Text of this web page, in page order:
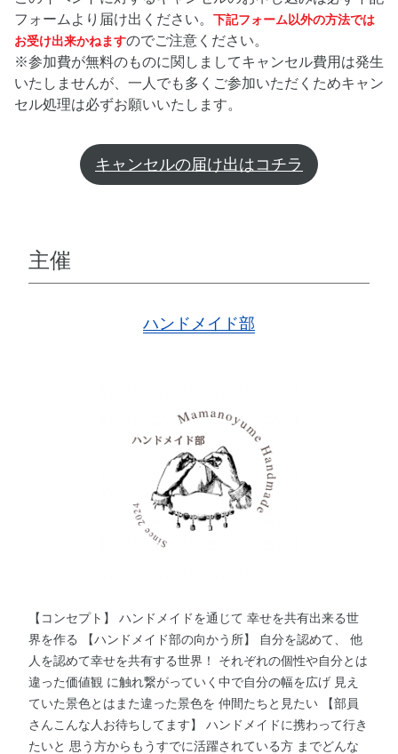
フォームより届け出ください。 下記フォーム以外の方法では
お受け出来かねますのでご注意ください。
※参加費が無料のものに関しましてキャンセル費用は発生
いたしませんが、一人でも多くご参加いただくためキャン
セル処理は必ずお願いいたします。
キャンセルの届け出はコチラ
主催
ハンドメイド部
【コンセプト】 ハンドメイドを通じて 幸せを共有出来る世
界を作る 【ハンドメイド部の向かう所】 自分を認めて、 他
人を認めて幸せを共有する世界！ それぞれの個性や自分とは
違った価値観 に触れ繋がっていく中で自分の幅を広げ 見え
ていた景色とはまた違った景色を 仲間たちと見たい 【部員
さんこんな人お待ちしてます】 ハンドメイドに携わって行き
たいと 思う方からもうすでに活躍されている方 までどんな